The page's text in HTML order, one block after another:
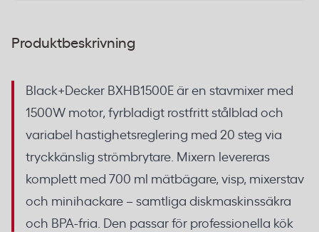
Produktbeskrivning
Black+Decker BXHB1500E är en stavmixer med
1500W motor, fyrbladigt rostfritt stålblad och
variabel hastighetsreglering med 20 steg via
tryckkänslig strömbrytare. Mixern levereras
komplett med 700 ml mätbägare, visp, mixerstav
och minihackare – samtliga diskmaskinssäkra
och BPA-fria. Den passar för professionella kök